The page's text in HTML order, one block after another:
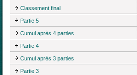
Classement final
Partie 5
Cumul après 4 parties
Partie 4
Cumul après 3 parties
Partie 3